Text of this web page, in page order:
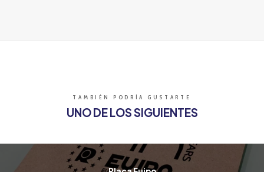
TAMBIÉN PODRÍA GUSTARTE
UNO DE LOS SIGUIENTES